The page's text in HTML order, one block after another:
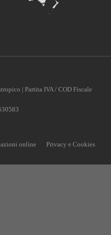
| Partita IVA / COD Fiscale
online Privacy e Cookies